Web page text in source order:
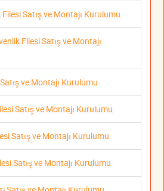
Satış ve Montajı Kurulumu
Filesi Satış ve Montajı
ve Montajı Kurulumu
Satış ve Montajı Kurulumu
Satış ve Montajı Kurulumu
Satış ve Montajı Kurulumu